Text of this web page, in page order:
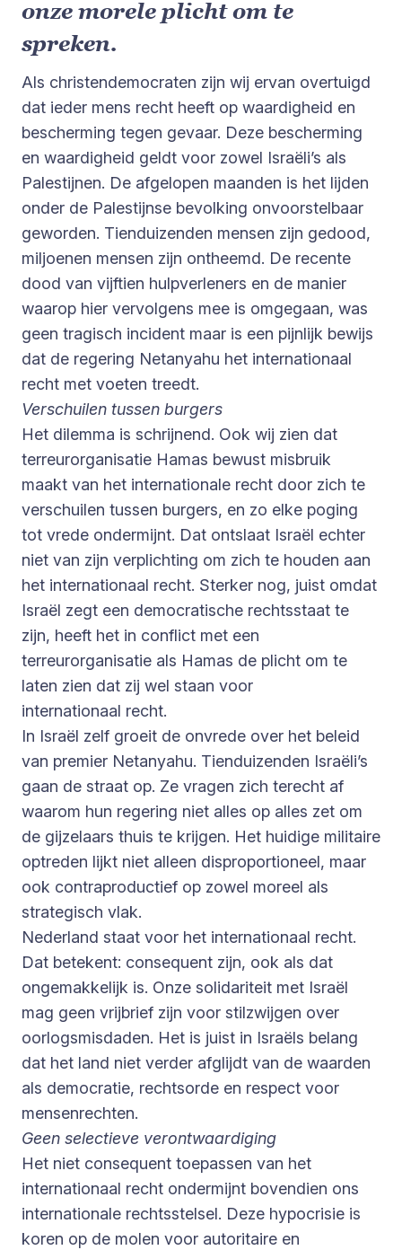
onze morele plicht om te
spreken.
Als christendemocraten zijn wij ervan overtuigd
dat ieder mens recht heeft op waardigheid en
bescherming tegen gevaar. Deze bescherming
en waardigheid geldt voor zowel Israëli’s als
Palestijnen. De afgelopen maanden is het lijden
onder de Palestijnse bevolking onvoorstelbaar
geworden. Tienduizenden mensen zijn gedood,
miljoenen mensen zijn ontheemd. De recente
dood van vijftien hulpverleners en de manier
waarop hier vervolgens mee is omgegaan, was
geen tragisch incident maar is een pijnlijk bewijs
dat de regering Netanyahu het internationaal
recht met voeten treedt.
Verschuilen tussen burgers
Het dilemma is schrijnend. Ook wij zien dat
terreurorganisatie Hamas bewust misbruik
maakt van het internationale recht door zich te
verschuilen tussen burgers, en zo elke poging
tot vrede ondermijnt. Dat ontslaat Israël echter
niet van zijn verplichting om zich te houden aan
het internationaal recht. Sterker nog, juist omdat
Israël zegt een democratische rechtsstaat te
zijn, heeft het in conflict met een
terreurorganisatie als Hamas de plicht om te
laten zien dat zij wel staan voor
internationaal recht.
In Israël zelf groeit de onvrede over het beleid
van premier Netanyahu. Tienduizenden Israëli’s
gaan de straat op. Ze vragen zich terecht af
waarom hun regering niet alles op alles zet om
de gijzelaars thuis te krijgen. Het huidige militaire
optreden lijkt niet alleen disproportioneel, maar
ook contraproductief op zowel moreel als
strategisch vlak.
Nederland staat voor het internationaal recht.
Dat betekent: consequent zijn, ook als dat
ongemakkelijk is. Onze solidariteit met Israël
mag geen vrijbrief zijn voor stilzwijgen over
oorlogsmisdaden. Het is juist in Israëls belang
dat het land niet verder afglijdt van de waarden
als democratie, rechtsorde en respect voor
mensenrechten.
Geen selectieve verontwaardiging
Het niet consequent toepassen van het
internationaal recht ondermijnt bovendien ons
internationale rechtsstelsel. Deze hypocrisie is
koren op de molen voor autoritaire en